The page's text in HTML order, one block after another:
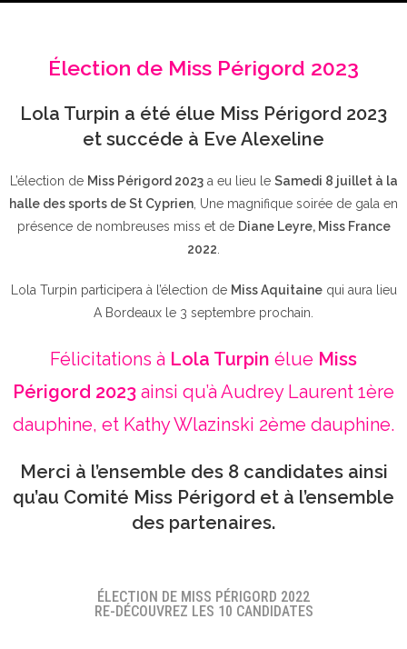
Élection de Miss Périgord 2023
Lola Turpin a été élue Miss Périgord 2023
et succéde à Eve Alexeline
L’élection de Miss Périgord 2023a eu lieu le Samedi 8 juillet à la
halle des sports de St Cyprien , Une magnifique soirée de gala en
présence de nombreuses miss et de Diane Leyre, Miss France
2022
Lola Turpin participera à l’élection de Miss Aquitainequi aura lieu
A Bordeaux le 3 septembre prochain.
Félicitations à Lola Turpin élue Miss
Périgord 2023 ainsi qu’à Audrey Laurent 1ère
dauphine, et Kathy Wlazinski 2ème dauphine.
Merci à l’ensemble des 8 candidates ainsi
qu’au Comité Miss Périgord et à l’ensemble
des partenaires.
ÉLECTION DE MISS PÉRIGORD 2022
RE-DÉCOUVREZ LES 10 CANDIDATES